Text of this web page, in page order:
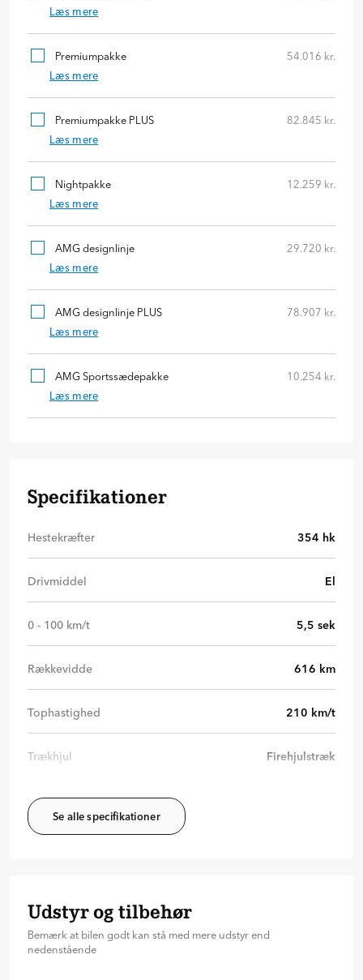
Læs mere
Premiumpakke
Læs mere
54.016 kr.
Premiumpakke PLUS
Læs mere
82.845 kr.
Nightpakke
Læs mere
12.259 kr.
AMG designlinje
Læs mere
29.720 kr.
AMG designlinje PLUS
Læs mere
78.907 kr.
AMG Sportssædepakke
Læs mere
10.254 kr.
Specifikationer
Hestekræfter 354 hk
Drivmiddel El
0 - 100 km/t 5,5 sek
Rækkevidde 616 km
Tophastighed 210 km/t
Trækhjul Firehjulstræk
Se alle specifikationer
Udstyr og tilbehør
Bemærk at bilen godt kan stå med mere udstyr end
nedenstående